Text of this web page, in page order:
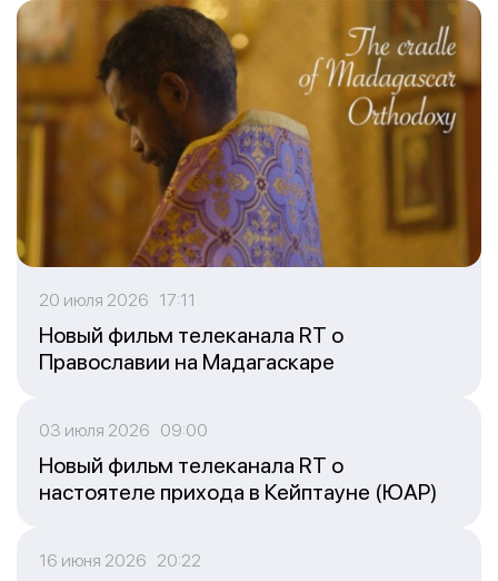
20 июля 2026 17:11
Новый фильм телеканала RT о
Православии на Мадагаскаре
03 июля 2026 09:00
Новый фильм телеканала RT о
настоятеле прихода в Кейптауне (ЮАР)
16 июня 2026 20:22